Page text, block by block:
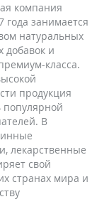
компания
года занимается
натуральных
добавок и
класса.
продукция
популярной
В
лекарственные
свой
странах мира и